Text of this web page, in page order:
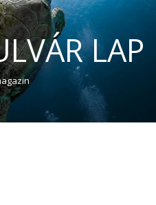
LAP